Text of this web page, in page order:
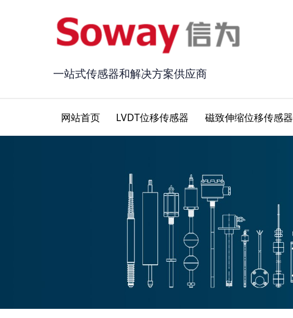
一站式传感器和解决方案供应商
网站首页 LVDT位移传感器 磁致伸缩位移传感器